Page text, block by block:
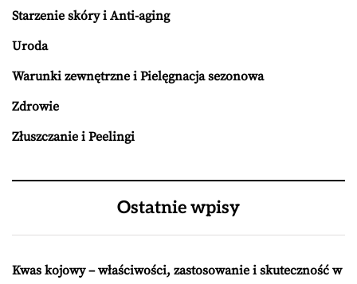
Starzenie skóry i Anti-aging
Uroda
Warunki zewnętrzne i Pielęgnacja sezonowa
Zdrowie
Złuszczanie i Peelingi
Ostatnie wpisy
Kwas kojowy – właściwości, zastosowanie i skuteczność w